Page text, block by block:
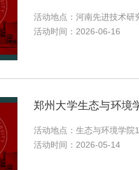
活动地点：河南先进技术研
活动时间：2026-06-16
郑州大学生态与环境
活动地点：生态与环境学院
活动时间：2026-05-14